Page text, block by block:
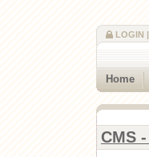
LOGIN |
Home
CMS